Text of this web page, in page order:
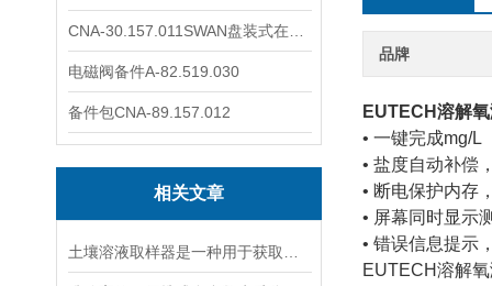
电磁阀备件A-82.519.030
备件包CNA-89.157.012
相关文章
品牌
EUTECH溶解
• 一键完成mg/L
• 盐度自动补偿
• 断电保护内存
• 屏幕同时显示
• 错误信息提示
EUTECH溶解